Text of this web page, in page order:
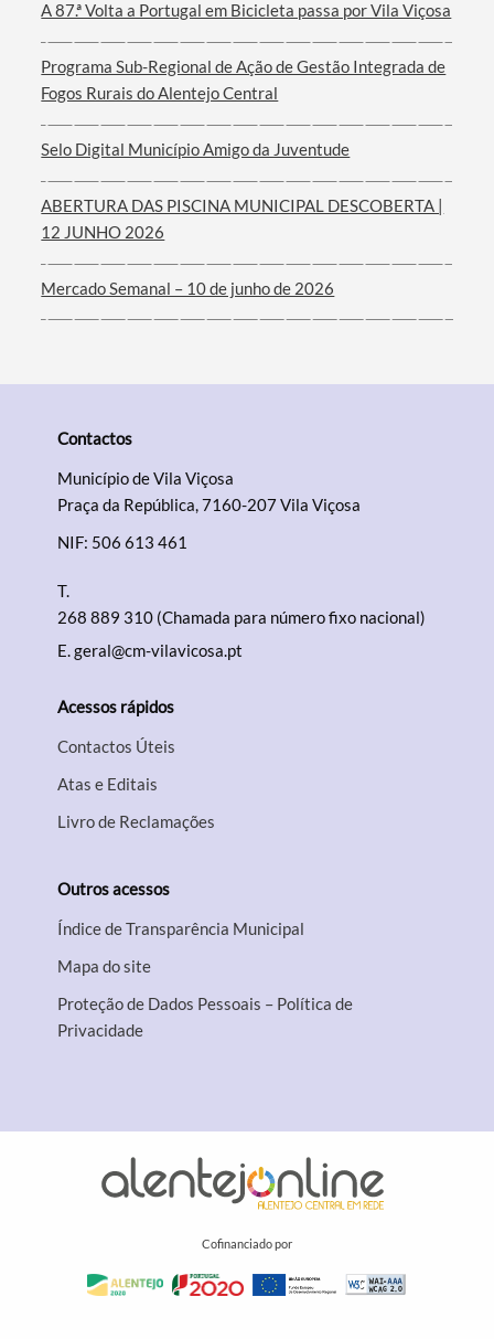
Categorias gerais
Filtros
A 87.ª Volta a Portugal em Bicicleta passa por Vila Viçosa
Programa Sub-Regional de Ação de Gestão Integrada de
Fogos Rurais do Alentejo Central
Selo Digital Município Amigo da Juventude
ABERTURA DAS PISCINA MUNICIPAL DESCOBERTA |
12 JUNHO 2026
Mercado Semanal – 10 de junho de 2026
Contactos
Município de Vila Viçosa
Praça da República, 7160-207 Vila Viçosa
NIF: 506 613 461
T.
268 889 310 (Chamada para número fixo nacional)
E.geral@cm-vilavicosa.pt
Acessos rápidos
Contactos Úteis
Atas e Editais
Livro de Reclamações
Outros acessos
Índice de Transparência Municipal
Mapa do site
Proteção de Dados Pessoais – Política de
Privacidade
Cofinanciado por